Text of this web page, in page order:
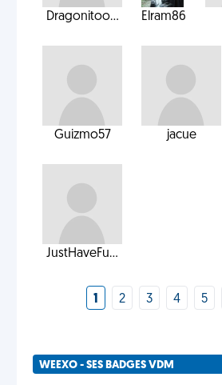
Dragonitoo... Elram86
Guizmo57 jacue
JustHaveFu...
1 2 3 4 5
WEEXO - SES BADGES VDM